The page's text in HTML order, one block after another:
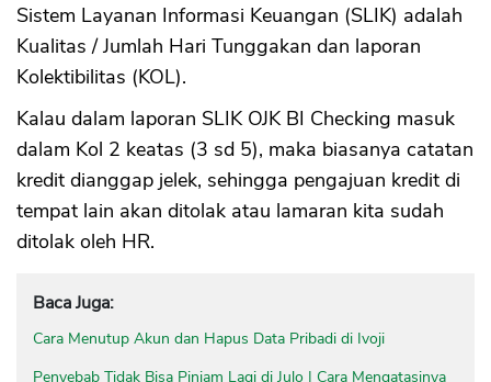
Sistem Layanan Informasi Keuangan (SLIK) adalah
Kualitas / Jumlah Hari Tunggakan dan laporan
Kolektibilitas (KOL).
Kalau dalam laporan SLIK OJK BI Checking masuk
dalam Kol 2 keatas (3 sd 5), maka biasanya catatan
kredit dianggap jelek, sehingga pengajuan kredit di
tempat lain akan ditolak atau lamaran kita sudah
ditolak oleh HR.
Baca Juga:
Cara Menutup Akun dan Hapus Data Pribadi di Ivoji
Penyebab Tidak Bisa Pinjam Lagi di Julo | Cara Mengatasinya